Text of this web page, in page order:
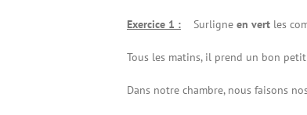
Exercice 1 :Surligne en vertles
Tous les matins, il prend un bon
Dans notre chambre, nous faisons